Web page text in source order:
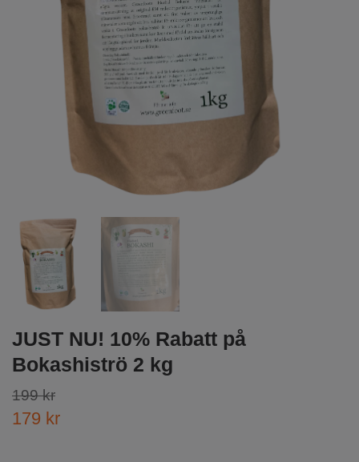
JUST NU! 10% Rabatt på
Bokashiströ 2 kg
199 kr
179 kr